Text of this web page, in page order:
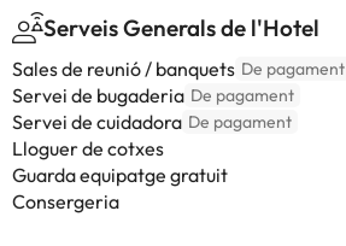
Serveis Generals de l'Hotel
Sales de reunió / banquets De pagament
Servei de bugaderia De pagament
Servei de cuidadora De pagament
Lloguer de cotxes
Guarda equipatge gratuit
Consergeria